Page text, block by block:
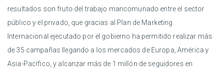
resultados son fruto del trabajo mancomunado entre el sector
público y el privado, que gracias al Plan de Marketing
Internacional ejecutado por el gobierno ha permitido realizar más
de 35 campañas llegando a los mercados de Europa, América y
Asia-Pacífico, y alcanzar más de 1 millón de seguidores en